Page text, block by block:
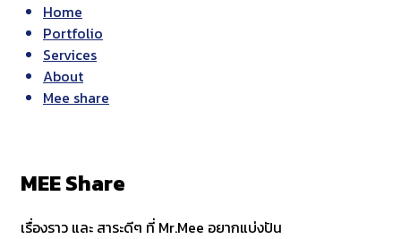
Home
Portfolio
Services
About
Mee share
MEE Share
เรื่องราว และ สาระดีๆ ที่ Mr.Mee อยากแบ่งปัน